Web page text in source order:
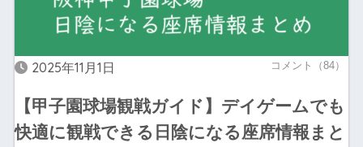
2025年11月1日 コメント（84）
【甲子園球場観戦ガイド】デイゲームでも
快適に観戦できる日陰になる座席情報まと